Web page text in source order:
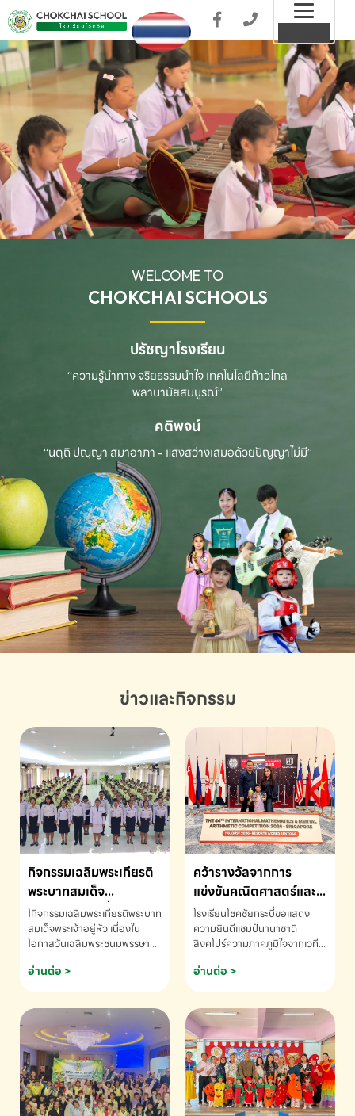
WELCOME TO
CHOKCHAI SCHOOLS
ปรัชญาโรงเรียน
“ความรู้นำทาง จริยธรรมนำใจ เทคโนโลยีก้าวไกล
พลานามัยสมบูรณ์”
คติพจน์
“นตฺถิ ปณฺญา สมาอาภา - แสงสว่างเสมอด้วยปัญญาไม่มี”
ข่าวและกิจกรรม
กิจกรรมเฉลิมพระเกียรติ
พระบาทสมเด็จ
พระเจ้าอยู่หัว เนื่องใน
โอกาสวันเฉลิม
พระชนมพรรษา
โกิจกรรมเฉลิมพระเกียรติพระบาท
สมเด็จพระเจ้าอยู่หัว เนื่องใน
โอกาสวันเฉลิมพระชนมพรรษา
ข้อมูลเพิ่มเติม โทร. 075-691910
อ่านต่อ >
คว้ารางวัลจากการ
แข่งขันคณิตศาสตร์และ
คณิตคิดเร็วนานาชาติ
ครั้งที่ 46 ประจำปี 2569
ณ ประเทศสิงคโปร์
โรงเรียนโชคชัยกระบี่ขอแสดง
ความยินดีแชมป์นานาชาติ
สิงคโปร์ความภาคภูมิใจจากเวที
ด.ช.พัทธนันท์ พรหมพันธ์ ชั้น
อนุบาล EP K3 โรงเรียนโชคชัย
แข่งขันคณิตศาสตร์และคณิตคิด
เร็วนานาชาติ ครั้งที่ 46 ประจำปี
2569 ณ ประเทศสิงคโปร์
INTERNATIONAL
MATHEMATICS AND
MENTAL ARITHMETIC
COMPETITION 2026 - ถ้วย
อ่านต่อ >